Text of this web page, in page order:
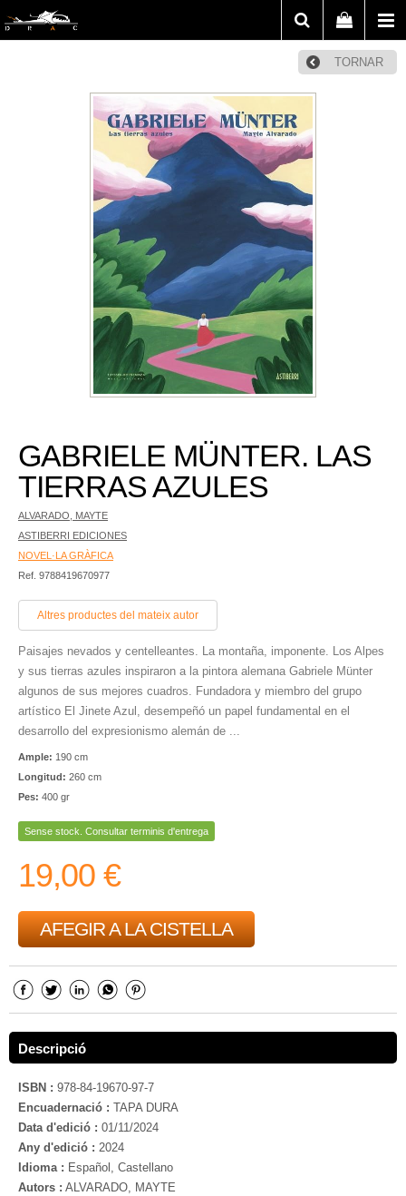
TORNAR
GABRIELE MÜNTER. LAS
TIERRAS AZULES
ALVARADO, MAYTE
ASTIBERRI EDICIONES
NOVEL·LA GRÀFICA
Ref. 9788419670977
Altres productes del mateix autor
Paisajes nevados y centelleantes. La montaña, imponente. Los Alpes
y sus tierras azules inspiraron a la pintora alemana Gabriele Münter
algunos de sus mejores cuadros. Fundadora y miembro del grupo
artístico El Jinete Azul, desempeñó un papel fundamental en el
desarrollo del expresionismo alemán de ...
Ample: 190 cm
Longitud: 260 cm
Pes: 400 gr
Sense stock. Consultar terminis d'entrega
19,00 €
AFEGIR A LA CISTELLA
Descripció
ISBN : 978-84-19670-97-7
Encuadernació : TAPA DURA
Data d'edició : 01/11/2024
Any d'edició : 2024
Idioma : Español, Castellano
Autors : ALVARADO, MAYTE